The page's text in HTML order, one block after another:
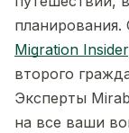
Migration Insider
второго
Эксперты
на все ваши